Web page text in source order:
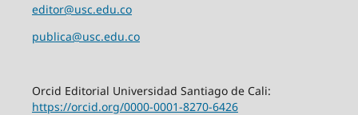
editor@usc.edu.co
publica@usc.edu.co
Orcid Editorial Universidad Santiago de Cali:
https://orcid.org/0000-0001-8270-6426